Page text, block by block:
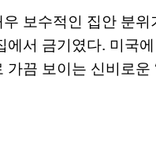
보수적인 집안 분
에서 금기였다. 미국
끔 보이는 신비로운